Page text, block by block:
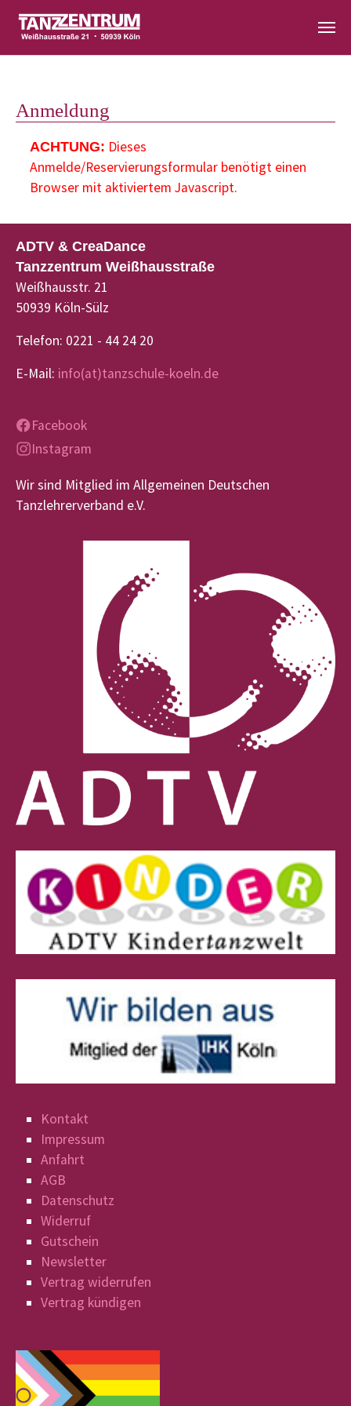
Anmeldung
ACHTUNG: Dieses
Anmelde/Reservierungsformular benötigt einen
Browser mit aktiviertem Javascript.
ADTV & CreaDance
Tanzzentrum Weißhausstraße
Weißhausstr. 21
50939 Köln-Sülz
Telefon: 0221 - 44 24 20
E-Mail: info(at)tanzschule-koeln.de
Facebook
Instagram
Wir sind Mitglied im Allgemeinen Deutschen
Tanzlehrerverband e.V.
Kontakt
Impressum
Anfahrt
AGB
Datenschutz
Widerruf
Gutschein
Newsletter
Vertrag widerrufen
Vertrag kündigen